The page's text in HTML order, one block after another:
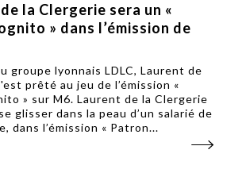
la Clergerie sera un «
» dans l’émission de
groupe lyonnais LDLC, Laurent de
prêté au jeu de l’émission «
» sur M6. Laurent de la Clergerie
glisser dans la peau d’un salarié de
dans l’émission « Patron...